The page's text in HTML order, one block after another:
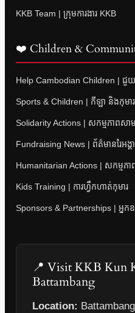
KKB Team | ក្រុមការងារ KKB
❤️ Children &
Help Cambodian Children | ជួយកុ
Sports & Children | កីឡា និងកុមារ
Solidarity Actions | សកម្មភាពសាម
Fundraising News | ព័ត៌មានរៃអង្គ
Humanitarian Actions | សកម្មភ
Kids Training | ការហ្វឹកហាត់កុមារ
Sponsors & Partnerships | អ្នកឧ
📍 Visit KKB Kun
Battambang
Location: